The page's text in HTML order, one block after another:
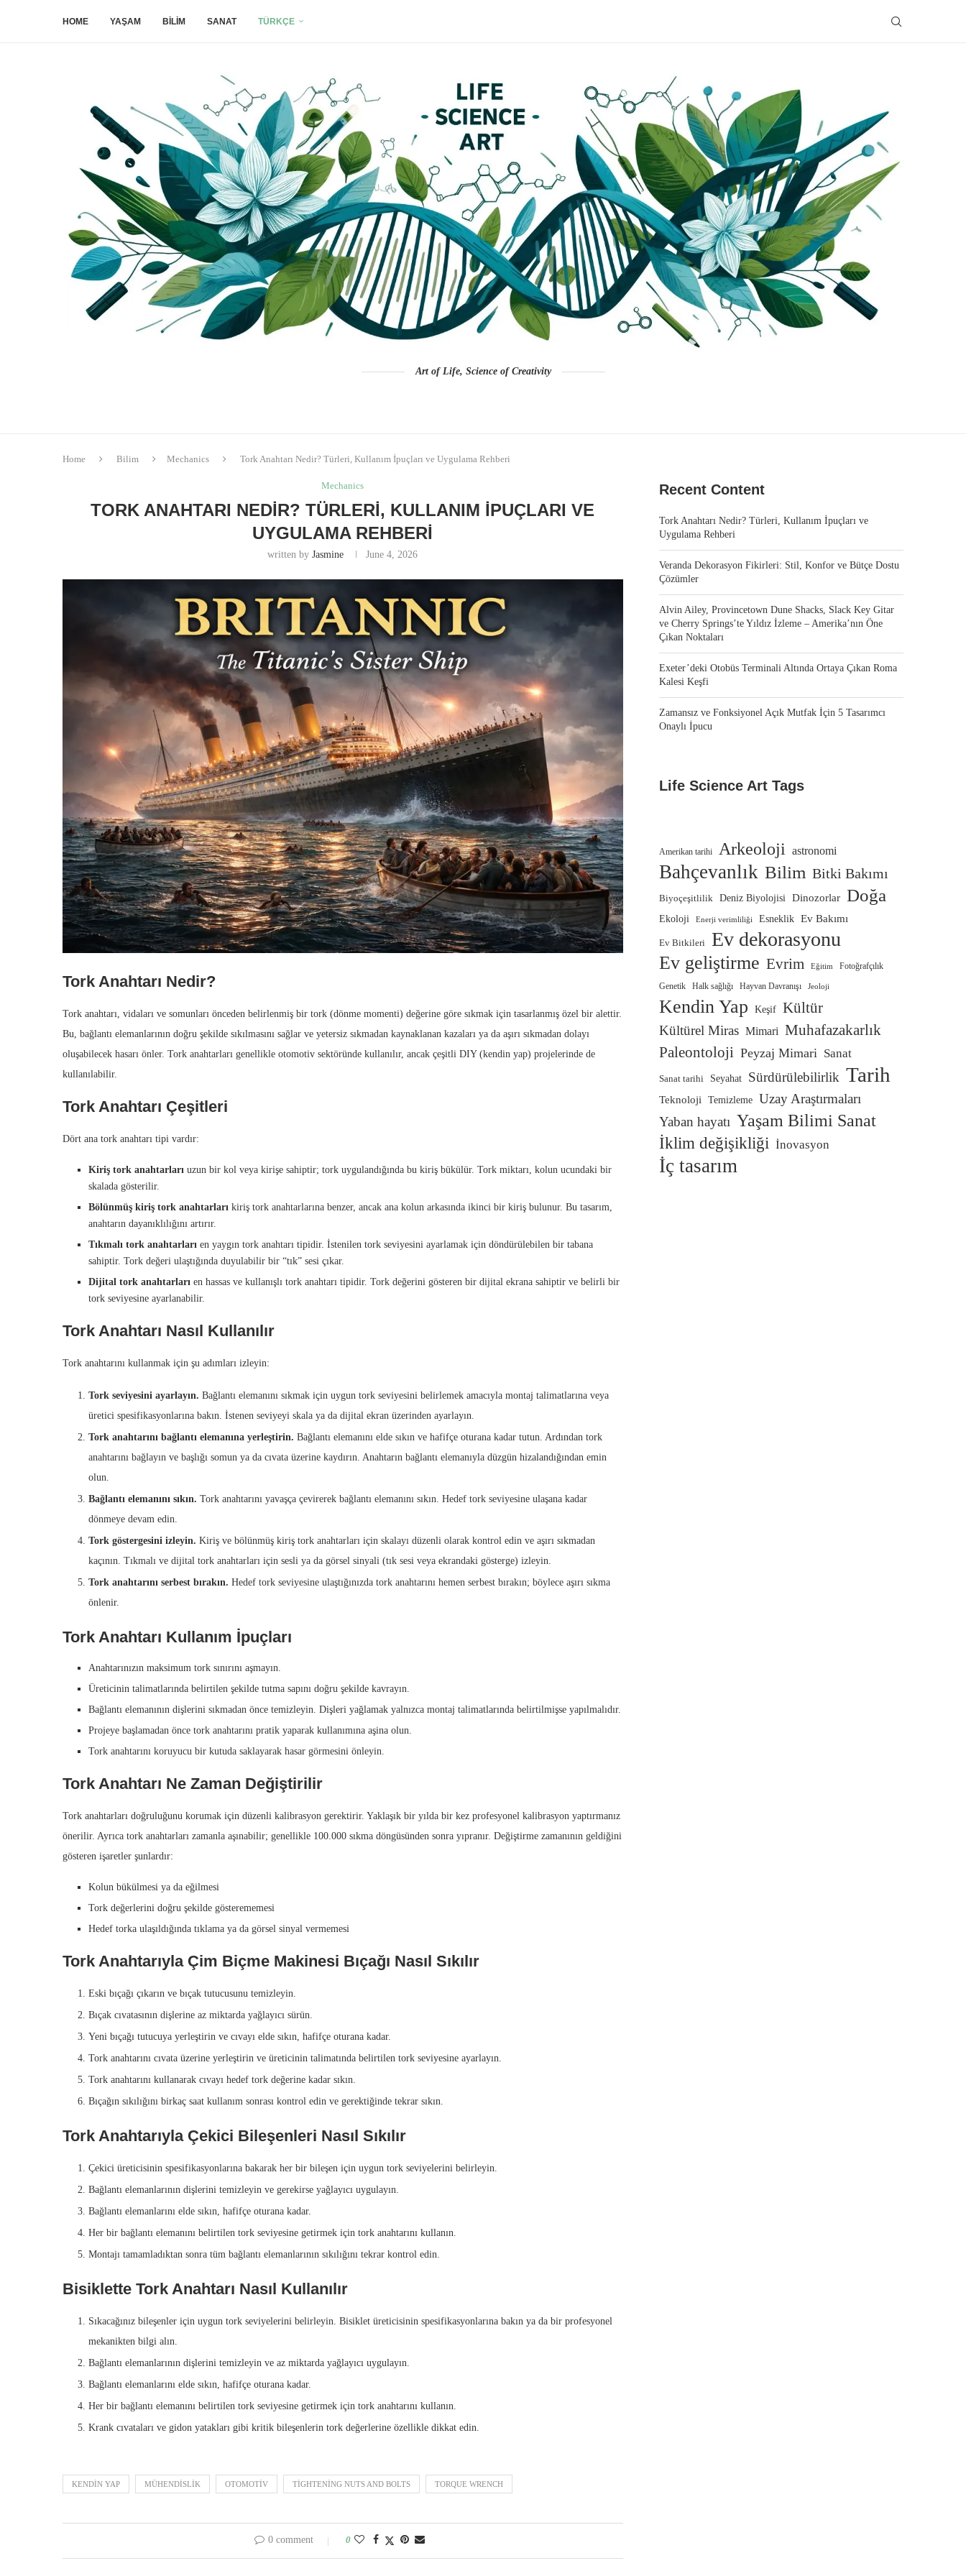
HOME YAŞAM BILIM SANAT TÜRKÇE
Art of Life, Science of Creativity
Home Bilim Mechanics Tork Anahtarı Nedir? Türleri, Kullanım İpuçları ve Uygulama Rehberi
Mechanics
TORK ANAHTARI NEDIR? TÜRLERI, KULLANIM İPUÇLARI VE
UYGULAMA REHBERI
written byJasmine June 4, 2026
Tork Anahtarı Nedir?
Tork anahtarı, vidaları ve somunları önceden belirlenmiş bir tork (dönme momenti) değerine göre sıkmak için tasarlanmış özel bir alettir.
Bu, bağlantı elemanlarının doğru şekilde sıkılmasını sağlar ve yetersiz sıkmadan kaynaklanan kazaları ya da aşırı sıkmadan dolayı
oluşabilecek hasarı önler. Tork anahtarları genellikle otomotiv sektöründe kullanılır, ancak çeşitli DIY (kendin yap) projelerinde de
kullanılabilir.
Tork Anahtarı Çeşitleri
Dört ana tork anahtarı tipi vardır:
Kiriş tork anahtarları uzun bir kol veya kirişe sahiptir; tork uygulandığında bu kiriş bükülür. Tork miktarı, kolun ucundaki bir
skalada gösterilir.
Bölünmüş kiriş tork anahtarları kiriş tork anahtarlarına benzer, ancak ana kolun arkasında ikinci bir kiriş bulunur. Bu tasarım,
anahtarın dayanıklılığını artırır.
Tıkmalı tork anahtarları en yaygın tork anahtarı tipidir. İstenilen tork seviyesini ayarlamak için döndürülebilen bir tabana
sahiptir. Tork değeri ulaştığında duyulabilir bir “tık” sesi çıkar.
Dijital tork anahtarları en hassas ve kullanışlı tork anahtarı tipidir. Tork değerini gösteren bir dijital ekrana sahiptir ve belirli bir
tork seviyesine ayarlanabilir.
Tork Anahtarı Nasıl Kullanılır
Tork anahtarını kullanmak için şu adımları izleyin:
Tork seviyesini ayarlayın. Bağlantı elemanını sıkmak için uygun tork seviyesini belirlemek amacıyla montaj talimatlarına veya
üretici spesifikasyonlarına bakın. İstenen seviyeyi skala ya da dijital ekran üzerinden ayarlayın.
Tork anahtarını bağlantı elemanına yerleştirin. Bağlantı elemanını elde sıkın ve hafifçe oturana kadar tutun. Ardından tork
anahtarını bağlayın ve başlığı somun ya da cıvata üzerine kaydırın. Anahtarın bağlantı elemanıyla düzgün hizalandığından emin
olun.
Bağlantı elemanını sıkın. Tork anahtarını yavaşça çevirerek bağlantı elemanını sıkın. Hedef tork seviyesine ulaşana kadar
dönmeye devam edin.
Tork göstergesini izleyin. Kiriş ve bölünmüş kiriş tork anahtarları için skalayı düzenli olarak kontrol edin ve aşırı sıkmadan
kaçının. Tıkmalı ve dijital tork anahtarları için sesli ya da görsel sinyali (tık sesi veya ekrandaki gösterge) izleyin.
Tork anahtarını serbest bırakın. Hedef tork seviyesine ulaştığınızda tork anahtarını hemen serbest bırakın; böylece aşırı sıkma
önlenir.
Tork Anahtarı Kullanım İpuçları
Anahtarınızın maksimum tork sınırını aşmayın.
Üreticinin talimatlarında belirtilen şekilde tutma sapını doğru şekilde kavrayın.
Bağlantı elemanının dişlerini sıkmadan önce temizleyin. Dişleri yağlamak yalnızca montaj talimatlarında belirtilmişse yapılmalıdır.
Projeye başlamadan önce tork anahtarını pratik yaparak kullanımına aşina olun.
Tork anahtarını koruyucu bir kutuda saklayarak hasar görmesini önleyin.
Tork Anahtarı Ne Zaman Değiştirilir
Tork anahtarları doğruluğunu korumak için düzenli kalibrasyon gerektirir. Yaklaşık bir yılda bir kez profesyonel kalibrasyon yaptırmanız
önerilir. Ayrıca tork anahtarları zamanla aşınabilir; genellikle 100.000 sıkma döngüsünden sonra yıpranır. Değiştirme zamanının geldiğini
gösteren işaretler şunlardır:
Kolun bükülmesi ya da eğilmesi
Tork değerlerini doğru şekilde gösterememesi
Hedef torka ulaşıldığında tıklama ya da görsel sinyal vermemesi
Tork Anahtarıyla Çim Biçme Makinesi Bıçağı Nasıl Sıkılır
Eski bıçağı çıkarın ve bıçak tutucusunu temizleyin.
Bıçak cıvatasının dişlerine az miktarda yağlayıcı sürün.
Yeni bıçağı tutucuya yerleştirin ve cıvayı elde sıkın, hafifçe oturana kadar.
Tork anahtarını cıvata üzerine yerleştirin ve üreticinin talimatında belirtilen tork seviyesine ayarlayın.
Tork anahtarını kullanarak cıvayı hedef tork değerine kadar sıkın.
Bıçağın sıkılığını birkaç saat kullanım sonrası kontrol edin ve gerektiğinde tekrar sıkın.
Tork Anahtarıyla Çekici Bileşenleri Nasıl Sıkılır
Çekici üreticisinin spesifikasyonlarına bakarak her bir bileşen için uygun tork seviyelerini belirleyin.
Bağlantı elemanlarının dişlerini temizleyin ve gerekirse yağlayıcı uygulayın.
Bağlantı elemanlarını elde sıkın, hafifçe oturana kadar.
Her bir bağlantı elemanını belirtilen tork seviyesine getirmek için tork anahtarını kullanın.
Montajı tamamladıktan sonra tüm bağlantı elemanlarının sıkılığını tekrar kontrol edin.
Bisiklette Tork Anahtarı Nasıl Kullanılır
Sıkacağınız bileşenler için uygun tork seviyelerini belirleyin. Bisiklet üreticisinin spesifikasyonlarına bakın ya da bir profesyonel
mekanikten bilgi alın.
Bağlantı elemanlarının dişlerini temizleyin ve az miktarda yağlayıcı uygulayın.
Bağlantı elemanlarını elde sıkın, hafifçe oturana kadar.
Her bir bağlantı elemanını belirtilen tork seviyesine getirmek için tork anahtarını kullanın.
Krank cıvataları ve gidon yatakları gibi kritik bileşenlerin tork değerlerine özellikle dikkat edin.
KENDIN YAP MÜHENDISLIK OTOMOTIV TIGHTENING NUTS AND BOLTS TORQUE WRENCH
0 comment 0
Recent Content
Tork Anahtarı Nedir? Türleri, Kullanım İpuçları ve
Uygulama Rehberi
Veranda Dekorasyon Fikirleri: Stil, Konfor ve Bütçe Dostu
Çözümler
Alvin Ailey, Provincetown Dune Shacks, Slack Key Gitar
ve Cherry Springs’te Yıldız İzleme – Amerika’nın Öne
Çıkan Noktaları
Exeter’deki Otobüs Terminali Altında Ortaya Çıkan Roma
Kalesi Keşfi
Zamansız ve Fonksiyonel Açık Mutfak İçin 5 Tasarımcı
Onaylı İpucu
Life Science Art Tags
Amerikan tarihi Arkeoloji astronomi
Bahçevanlık Bilim Bitki Bakımı
Biyoçeşitlilik Deniz Biyolojisi Dinozorlar Doğa
Ekoloji Enerji verimliliği Esneklik Ev Bakımı
Ev Bitkileri Ev dekorasyonu
Ev geliştirme Evrim Eğitim
Fotoğrafçılık
Genetik
Halk sağlığı Hayvan Davranışı Jeoloji
Kendin Yap Keşif Kültür
Kültürel Miras Mimari Muhafazakarlık
Paleontoloji Peyzaj Mimari Sanat
Sanat tarihi Seyahat Sürdürülebilirlik Tarih
Teknoloji Temizleme Uzay Araştırmaları
Yaban hayatı Yaşam Bilimi Sanat
İklim değişikliği İnovasyon
İç tasarım